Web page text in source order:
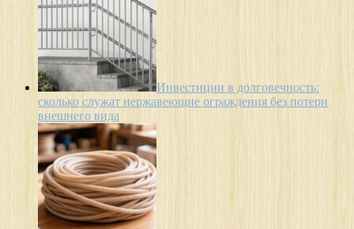
Инвестиции в долговечность:
сколько служат нержавеющие ограждения без потери
внешнего вида